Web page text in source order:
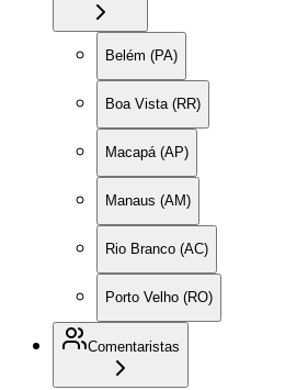
Belém (PA)
Boa Vista (RR)
Macapá (AP)
Manaus (AM)
Rio Branco (AC)
Porto Velho (RO)
Comentaristas